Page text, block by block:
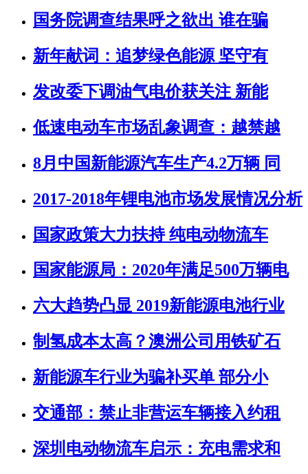
国务院调查结果呼之欲出 谁在骗
新年献词：追梦绿色能源 坚守有
发改委下调油气电价获关注 新能
低速电动车市场乱象调查：越禁越
8月中国新能源汽车生产4.2万辆 同
2017-2018年锂电池市场发展情况分析
国家政策大力扶持 纯电动物流车
国家能源局：2020年满足500万辆电
六大趋势凸显 2019新能源电池行业
制氢成本太高？澳洲公司用铁矿石
新能源车行业为骗补买单 部分小
交通部：禁止非营运车辆接入约租
深圳电动物流车启示：充电需求和